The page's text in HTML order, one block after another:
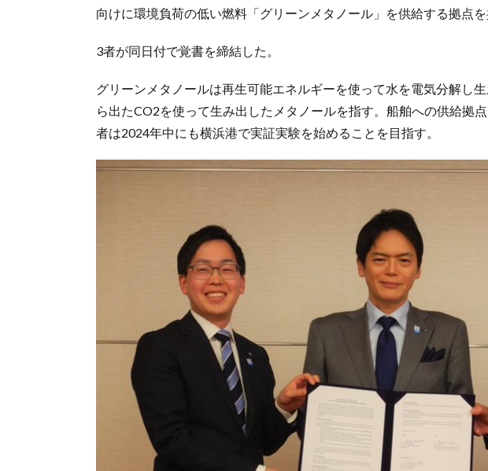
向けに環境負荷の低い燃料「グリーンメタノール」を供給する拠点を
3者が同日付で覚書を締結した。
グリーンメタノールは再生可能エネルギーを使って水を電気分解し
ら出たCO2を使って生み出したメタノールを指す。船舶への供給拠
者は2024年中にも横浜港で実証実験を始めることを目指す。